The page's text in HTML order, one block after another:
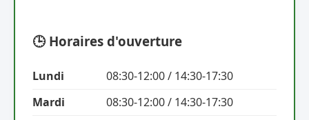
🕒 Horaires d'ouverture
Lundi
08:30-12:00 / 14:30-17:30
Mardi
08:30-12:00 / 14:30-17:30